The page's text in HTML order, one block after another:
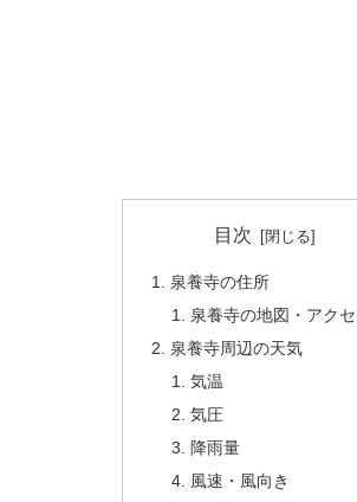
目次
泉養寺の住所
泉養寺の地図・アクセ
泉養寺周辺の天気
気温
気圧
降雨量
風速・風向き